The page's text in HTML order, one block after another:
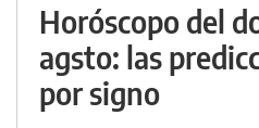
Horóscopo del
agsto: las
por signo